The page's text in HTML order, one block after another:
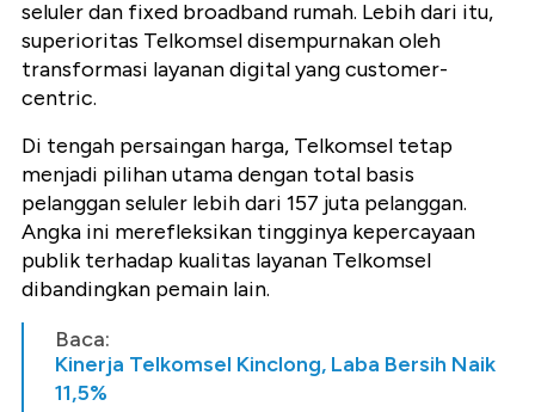
seluler dan fixed broadband rumah. Lebih dari itu,
superioritas Telkomsel disempurnakan oleh
transformasi layanan digital yang customer-
centric.
Di tengah persaingan harga, Telkomsel tetap
menjadi pilihan utama dengan total basis
pelanggan seluler lebih dari 157 juta pelanggan.
Angka ini merefleksikan tingginya kepercayaan
publik terhadap kualitas layanan Telkomsel
dibandingkan pemain lain.
Baca:
Kinerja Telkomsel Kinclong, Laba Bersih Naik
11,5%